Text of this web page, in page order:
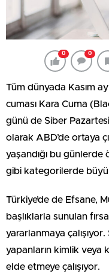
0 0
Tüm dünyada Kasım
cuması Kara Cuma
günü de Siber
olarak ABD’de ortaya
yaşandığı bu
gibi kategorilerde
Türkiye’de de Efsane,
başlıklarla sunulan
yararlanmaya
yapanların kimlik veya
elde etmeye çalışıyor.